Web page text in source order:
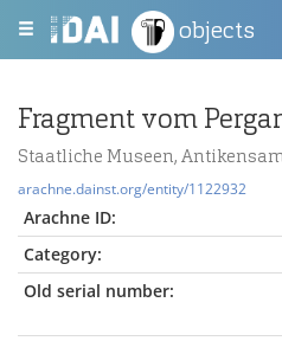
objects
Staatliche Museen,
arachne.dainst.org/entity/1122932
Arachne ID:
Category:
Old serial number: